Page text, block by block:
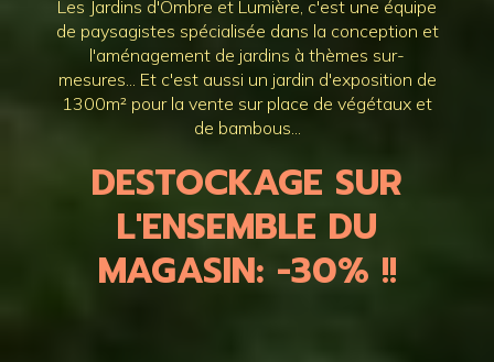
Les Jardins d'Ombre et Lumière, c'est une équipe
de paysagistes spécialisée dans la conception et
l'aménagement de jardins à thèmes sur-
mesures... Et c'est aussi un jardin d'exposition de
1300m² pour la vente sur place de végétaux et
de bambous...
DESTOCKAGE SUR
L'ENSEMBLE DU
MAGASIN: -30% !!